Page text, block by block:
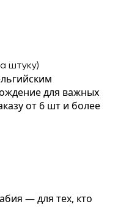
штуку)
для важных
от 6 шт и более
— для тех, кто